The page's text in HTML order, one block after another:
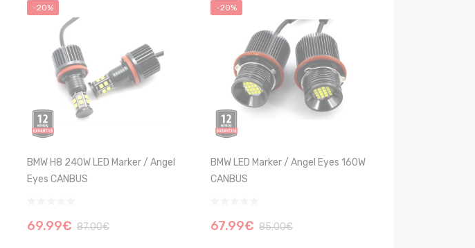
-20%
BMW H8 240W LED Marker / Angel
Eyes CANBUS
69.99€ 87.00€
-20%
BMW LED Marker / Angel Eyes 160W
CANBUS
67.99€ 85.00€